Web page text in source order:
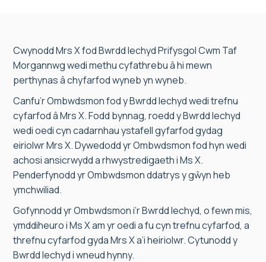
Cwynodd Mrs X fod Bwrdd Iechyd Prifysgol Cwm Taf
Morgannwg wedi methu cyfathrebu â hi mewn
perthynas â chyfarfod wyneb yn wyneb.
Canfu’r Ombwdsmon fod y Bwrdd Iechyd wedi trefnu
cyfarfod â Mrs X. Fodd bynnag, roedd y Bwrdd Iechyd
wedi oedi cyn cadarnhau ystafell gyfarfod gydag
eiriolwr Mrs X. Dywedodd yr Ombwdsmon fod hyn wedi
achosi ansicrwydd a rhwystredigaeth i Ms X.
Penderfynodd yr Ombwdsmon ddatrys y gŵyn heb
ymchwiliad.
Gofynnodd yr Ombwdsmon i’r Bwrdd Iechyd, o fewn mis,
ymddiheuro i Ms X am yr oedi a fu cyn trefnu cyfarfod, a
threfnu cyfarfod gyda Mrs X a’i heiriolwr. Cytunodd y
Bwrdd Iechyd i wneud hynny.